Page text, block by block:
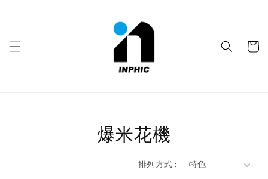
爆米花機
排列方式 :